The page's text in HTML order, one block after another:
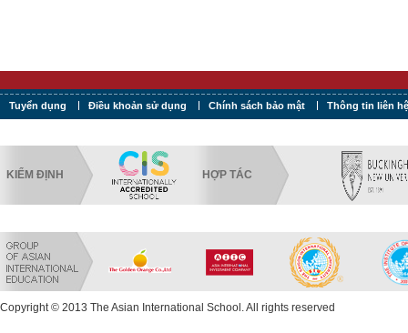
Tuyển dụng Điều khoản sử dụng Chính sách bảo mật Thông tin liên hệ
KIỂM ĐỊNH HỢP TÁC
Copyright © 2013 The Asian International School. All rights reserved